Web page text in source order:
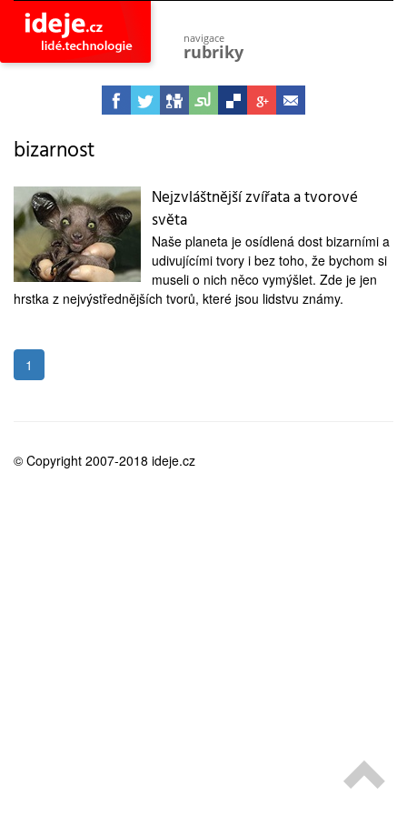
navigace
rubriky
astro
vesmír
společnost
objevy
vynálezy
planeta
přiroda
pokrok
bizarnost
Nejzvláštnější zvířata a tvorové
světa
Naše planeta je osídlená dost bizarními a
udivujícími tvory i bez toho, že bychom si
museli o nich něco vymýšlet. Zde je jen
hrstka z nejvýstřednějších tvorů, které jsou lidstvu známy.
1
© Copyright 2007-2018 ideje.cz